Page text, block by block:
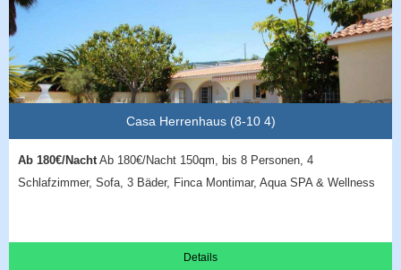
Casa Herrenhaus (8-10 4)
Ab 180€/NachtAb 180€/Nacht 150qm, bis 8 Personen, 4
Schlafzimmer, Sofa, 3 Bäder, Finca Montimar, Aqua SPA & Wellness
Details